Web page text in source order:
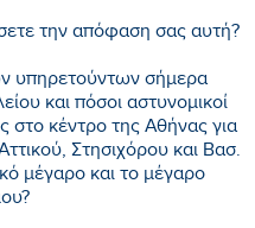
την απόφαση σας αυτή?
υπηρετούντων σήμερα
και πόσοι αστυνομικοί
στο κέντρο της Αθήνας για
Στησιχόρου και Βασ.
μέγαρο και το μέγαρο